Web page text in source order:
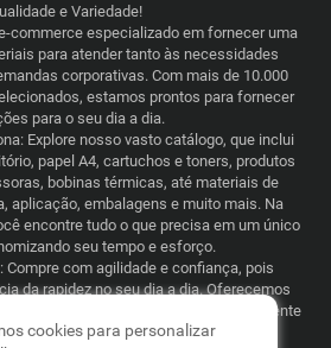
e Variedade!
commerce especializado em fornecer uma
para atender tanto às necessidades
corporativas. Com mais de 10.000
estamos prontos para fornecer
para o seu dia a dia.
Explore nosso vasto catálogo, que inclui
papel A4, cartuchos e toners, produtos
bobinas térmicas, até materiais de
aplicação, embalagens e muito mais. Na
encontre tudo o que precisa em um único
seu tempo e esforço.
Compre com agilidade e confiança, pois
da rapidez no seu dia a dia. Oferecemos
combinados com uma logística eficiente
Seja para consumo recorrente ou
cookies para personalizar